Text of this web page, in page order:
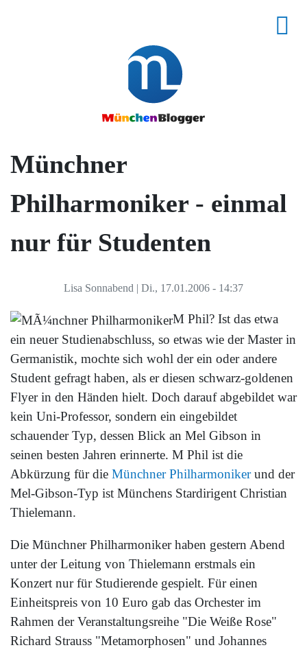
Münchner
Philharmoniker - einmal
nur für Studenten
Lisa Sonnabend | Di., 17.01.2006 - 14:37
M Phil? Ist das etwa
ein neuer Studienabschluss, so etwas wie der Master in
Germanistik, mochte sich wohl der ein oder andere
Student gefragt haben, als er diesen schwarz-goldenen
Flyer in den Händen hielt. Doch darauf abgebildet war
kein Uni-Professor, sondern ein eingebildet
schauender Typ, dessen Blick an Mel Gibson in
seinen besten Jahren erinnerte. M Phil ist die
Abkürzung für die Münchner Philharmonikerund der
Mel-Gibson-Typ ist Münchens Stardirigent Christian
Thielemann.
Die Münchner Philharmoniker haben gestern Abend
unter der Leitung von Thielemann erstmals ein
Konzert nur für Studierende gespielt. Für einen
Einheitspreis von 10 Euro gab das Orchester im
Rahmen der Veranstaltungsreihe "Die Weiße Rose"
Richard Strauss "Metamorphosen" und Johannes